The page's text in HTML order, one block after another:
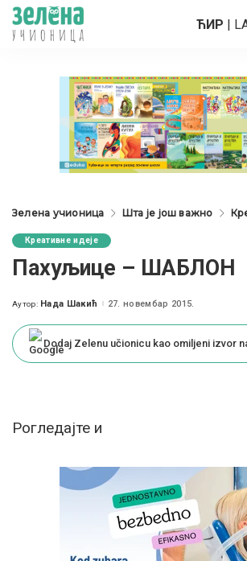
ЋИР |
Зелена учионица Шта је још важно
Креативне идеје
Пахуљице – ШАБЛОН
Posted
Аутор: Нада Шакић 27. новембар 2015.
Dodaj Zelenu učionicu kao omiljeni izvor
Pогледајте и